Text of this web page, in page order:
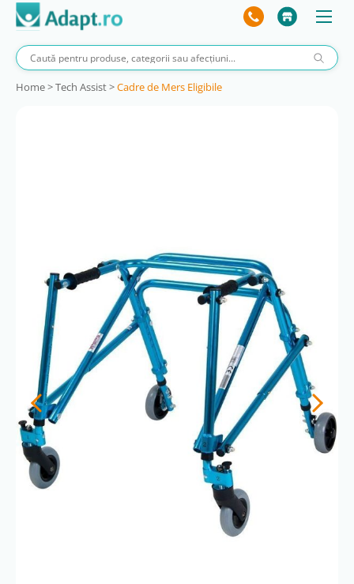
Home>Tech Assist>Cadre de Mers Eligibile